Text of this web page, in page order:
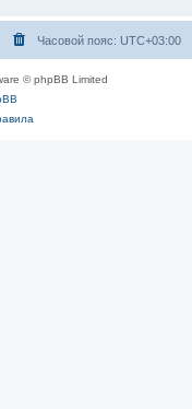
Часовой пояс: UTC+03:00
© phpBB Limited